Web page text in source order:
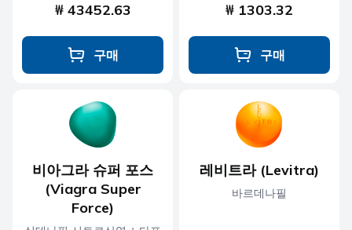
₩ 43452.63
구매
₩ 1303.32
구매
비아그라 슈퍼 포스
(Viagra Super
Force)
레비트라 (Levitra)
바르데나필